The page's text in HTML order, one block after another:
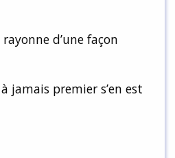
d’une façon
jamais premier s’en est